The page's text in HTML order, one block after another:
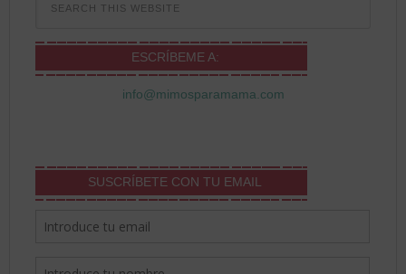
ESCRÍBEME A:
info@mimosparamama.com
SUSCRÍBETE CON TU EMAIL